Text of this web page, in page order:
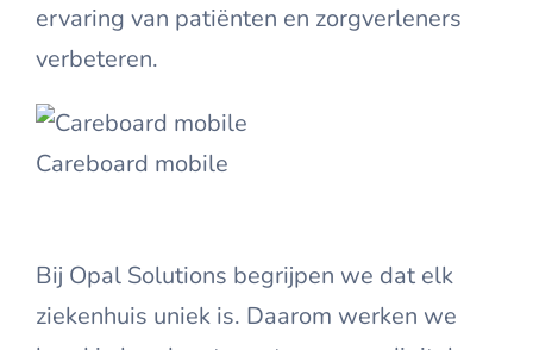
ervaring van patiënten en zorgverleners
verbeteren.
Careboard mobile
Bij Opal Solutions begrijpen we dat elk
ziekenhuis uniek is. Daarom werken we